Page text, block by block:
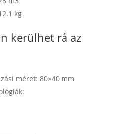
kg
kerülhet rá az
méret: 80×40 mm